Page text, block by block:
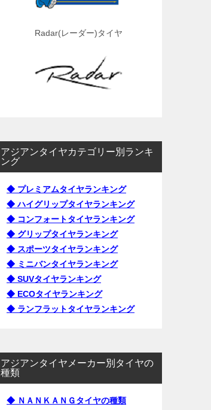
Radar(レーダー)タイヤ
アジアンタイヤカテゴリー別ランキ
ング
◆ プレミアムタイヤランキング
◆ ハイグリップタイヤランキング
◆ コンフォートタイヤランキング
◆ グリップタイヤランキング
◆ スポーツタイヤランキング
◆ ミニバンタイヤランキング
◆ SUVタイヤランキング
◆ ECOタイヤランキング
◆ ランフラットタイヤランキング
アジアンタイヤメーカー別タイヤの
種類
◆ ＮＡＮＫＡＮＧタイヤの種類